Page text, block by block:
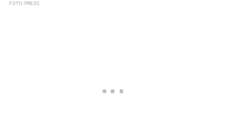
FOTO: PRESS